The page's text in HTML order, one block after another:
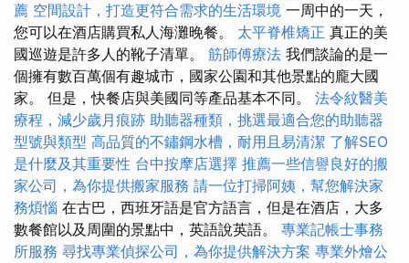
薦 空間設計，打造更符合需求的生活環境 一周中的一天，
您可以在酒店購買私人海灘晚餐。 太平脊椎矯正 真正的美
國巡遊是許多人的靴子清單。 筋師傅療法 我們談論的是一
個擁有數百萬個有趣城市，國家公園和其他景點的龐大國
家。 但是，快餐店與美國同等產品基本不同。 法令紋醫美
療程，減少歲月痕跡 助聽器種類，挑選最適合您的助聽器
型號與類型 高品質的不鏽鋼水槽，耐用且易清潔 了解SEO
是什麼及其重要性 台中按摩店選擇 推薦一些信譽良好的搬
家公司，為你提供搬家服務 請一位打掃阿姨，幫您解決家
務煩惱 在古巴，西班牙語是官方語言，但是在酒店，大多
數餐館以及周圍的景點中，英語說英語。 專業記帳士事務
所服務 尋找專業偵探公司，為你提供解決方案 專業外燴公